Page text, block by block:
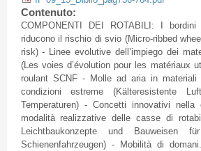
Contenuto:
COMPONENTI DEI ROTABILI : I bordini
riducono il rischio di svio (Micro-ribbed
risk) - Linee evolutive dell’impiego dei
(Les voies d’évolutionpour les matériaux
roulant SCNF- Mollead aria in materiali
condizioni
estreme (Kälteresistente
Temperaturen) - Concetti innovativi nella
modalità realizzative delle casse di
Leichtbaukonzepteund Bauweisen für
Schienenfahrzeugen) - Mobilità di domani.